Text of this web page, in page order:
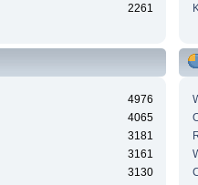
2261
4976
4065
3181
3161
3130